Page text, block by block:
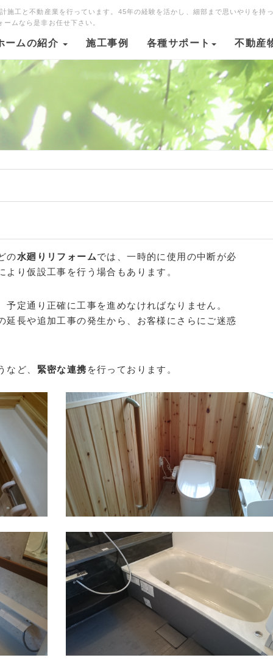
施工と不動産業を行っています。45年の経験を活かし、細部まで思いやりを持
ムなら是非お任せ下さい。
ームの紹介 施工事例 各種サポート 不動産
の水廻りリフォームでは、一時的に使用の中断が必
り仮設工事を行う場合もあります。
予定通り正確に工事を進めなければなりません。
延長や追加工事の発生から、お客様にさらにご迷惑
など、 緊密な連携 を行っております。